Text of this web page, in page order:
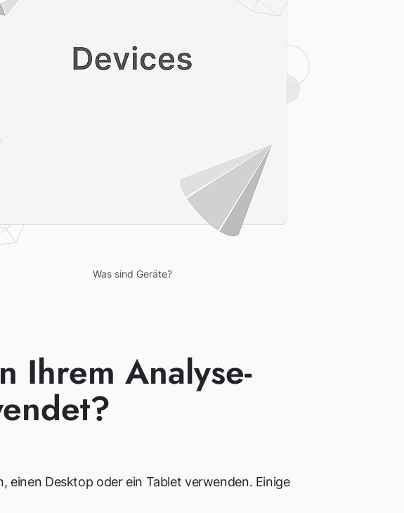
Was sind Geräte?
Ihrem Analyse-
einen Desktop oder ein Tablet verwenden. Einige